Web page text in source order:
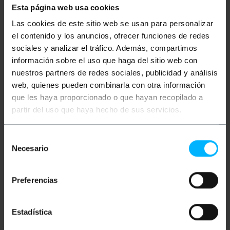
Esta página web usa cookies
Las cookies de este sitio web se usan para personalizar
el contenido y los anuncios, ofrecer funciones de redes
sociales y analizar el tráfico. Además, compartimos
información sobre el uso que haga del sitio web con
nuestros partners de redes sociales, publicidad y análisis
web, quienes pueden combinarla con otra información
que les haya proporcionado o que hayan recopilado a
partir del uso que haya hecho de sus servicios.
Necesario
Preferencias
Estadística
Description
Adaptateur USB vers quatre ports série RS232,
RS422 ou RS485 en format DIN. C'est un
convertisseur robuste monté dans un boîtier
métallique. Configurable à distance via un logiciel.
Spécifications
FIFO de 128 octets.
Signaux RS422: RS422 TxD +/-, RxD +/-, RTS
+/-, CTS +/-, GND.
Windows et Linux.
Il dispose d'un connecteur DB37 auquel est